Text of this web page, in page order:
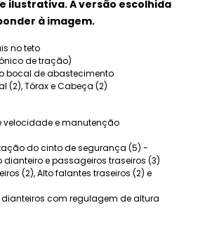
ilustrativa. A versão escolhida
à imagem.
no teto
de tração)
bocal de abastecimento
(2), Tórax e Cabeça (2)
velocidade e manutenção
do cinto de segurança (5) -
e passageiros traseiros (3)
(2), Alto falantes traseiros (2) e
com regulagem de altura